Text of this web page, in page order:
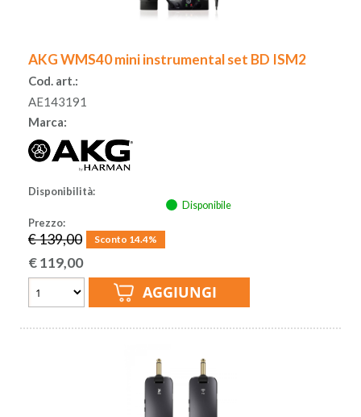
AKG WMS40 mini instrumental set BD ISM2
Cod. art.:
AE143191
Marca:
Disponibilità:
Disponibile
Prezzo:
€ 139,00 Sconto 14.4%
€119,00